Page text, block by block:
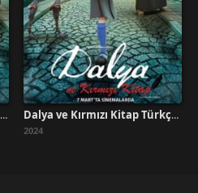
Dalya ve Kırmızı Kitap (2025) Film İzle Dalya ve Kırmızı Kitap Türkçe Dublaj İzle
2024